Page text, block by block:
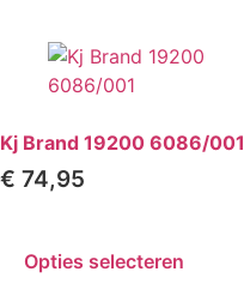
Kj Brand 19200 6086/001
€ 74,95
Opties selecteren